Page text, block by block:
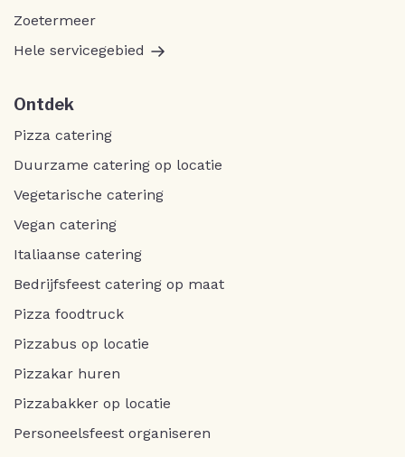
Zoetermeer
Hele servicegebied
Ontdek
Pizza catering
Duurzame catering op locatie
Vegetarische catering
Vegan catering
Italiaanse catering
Bedrijfsfeest catering op maat
Pizza foodtruck
Pizzabus op locatie
Pizzakar huren
Pizzabakker op locatie
Personeelsfeest organiseren